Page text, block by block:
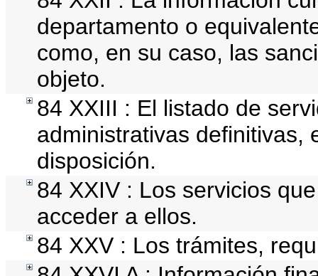
departamento o
como, en su caso, las
objeto.
84 XXIII : El listado de
administrativas definitivas,
disposición.
84 XXIV : Los servicios
acceder a ellos.
84 XXV : Los trámites,